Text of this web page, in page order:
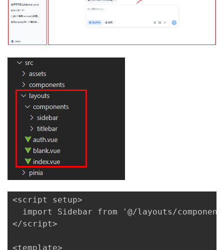
<script setup>
import Sidebar from '@/layouts/
</script>
<template>